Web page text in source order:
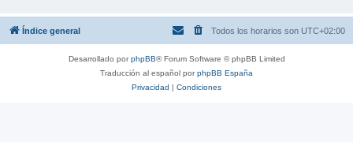
Índice general Todos los horarios son UTC+02:00
Desarrollado porphpBB® Forum Software © phpBB Limited
Traducción al español porphpBB España
Privacidad | Condiciones